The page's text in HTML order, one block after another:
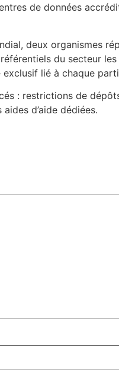
de données
deux organismes
du secteur
lié à chaque
: restrictions de
d’aide dédiées.